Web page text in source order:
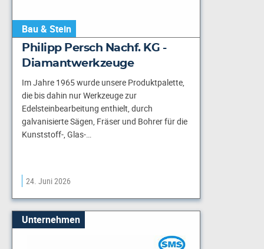
Bau & Stein
Philipp Persch Nachf. KG -
Diamantwerkzeuge
Im Jahre 1965 wurde unsere Produktpalette,
die bis dahin nur Werkzeuge zur
Edelsteinbearbeitung enthielt, durch
galvanisierte Sägen, Fräser und Bohrer für die
Kunststoff-, Glas-…
24. Juni 2026
Unternehmen